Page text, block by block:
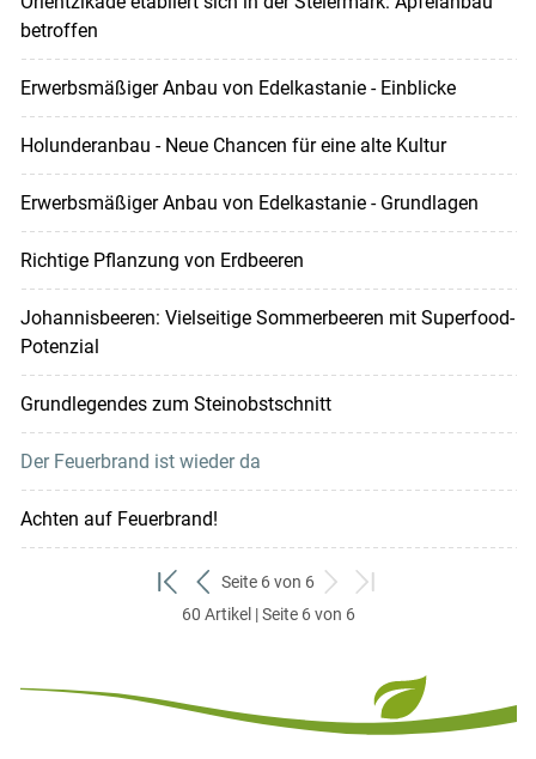
betroffen
Erwerbsmäßiger Anbau von Edelkastanie - Einblicke
Holunderanbau - Neue Chancen für eine alte Kultur
Erwerbsmäßiger Anbau von Edelkastanie - Grundlagen
Richtige Pflanzung von Erdbeeren
Johannisbeeren: Vielseitige Sommerbeeren mit Superfood-
Potenzial
Grundlegendes zum Steinobstschnitt
Der Feuerbrand ist wieder da
Achten auf Feuerbrand!
zum
ersten
zurück
zum
Seite 6 von 6
weiter
zum
zum
60 Artikel | Seite 6 von 6